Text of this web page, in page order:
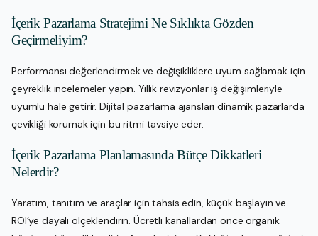
İçerik Pazarlama Stratejimi Ne Sıklıkta Gözden
Geçirmeliyim?
Performansı değerlendirmek ve değişikliklere uyum sağlamak için
çeyreklik incelemeler yapın. Yıllık revizyonlar iş değişimleriyle
uyumlu hale getirir. Dijital pazarlama ajansları dinamik pazarlarda
çevikliği korumak için bu ritmi tavsiye eder.
İçerik Pazarlama Planlamasında Bütçe Dikkatleri
Nelerdir?
Yaratım, tanıtım ve araçlar için tahsis edin, küçük başlayın ve
ROI’ye dayalı ölçeklendirin. Ücretli kanallardan önce organik